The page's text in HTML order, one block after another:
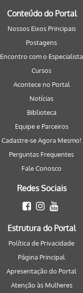
Conteúdo do Portal
Nossos Eixos Principais
Postagens
Encontro com o Especialista
Cursos
Acontece no Portal
Notícias
Biblioteca
Equipe e Parceiros
Cadastre-se Agora Mesmo!
Perguntas Frequentes
Fale Conosco
Redes Sociais
Estrutura do Portal
Política de Privacidade
Página Principal
Apresentação do Portal
Atenção às Mulheres